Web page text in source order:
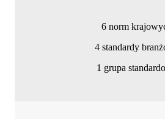
6 norm
4 standardy
1 grupa